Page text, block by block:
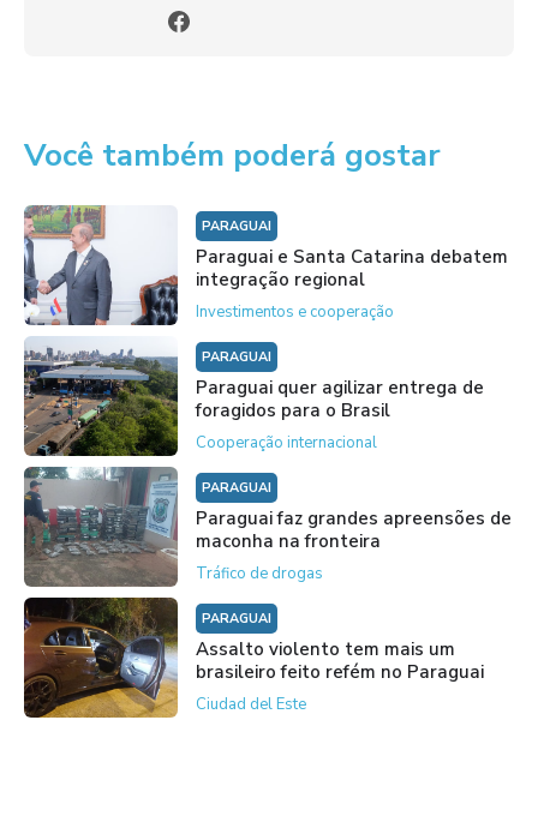
Você também poderá gostar
PARAGUAI
Paraguai e Santa Catarina debatem
integração regional
Investimentos e cooperação
PARAGUAI
Paraguai quer agilizar entrega de
foragidos para o Brasil
Cooperação internacional
PARAGUAI
Paraguai faz grandes apreensões de
maconha na fronteira
Tráfico de drogas
PARAGUAI
Assalto violento tem mais um
brasileiro feito refém no Paraguai
Ciudad del Este